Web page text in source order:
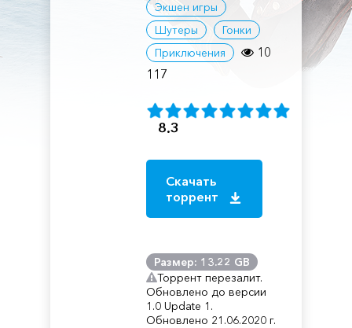
Экшен игры
Шутеры
Гонки
Приключения
10
117
8.3
Скачать
торрент
Размер: 13.22 GB
Торрент перезалит.
Обновлено до версии
1.0 Update 1.
Обновлено 21.06.2020 г.